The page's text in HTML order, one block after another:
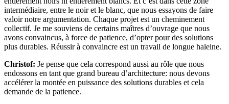
intermédiaire, entre le noir et le blanc, que nous essayons de faire
valoir notre argumentation. Chaque projet est un cheminement
collectif. Je me souviens de certains maîtres d’ouvrage que nous
avons convaincus, à force de patience, d’opter pour des solutions
plus durables. Réussir à convaincre est un travail de longue haleine.
Christof: Je pense que cela correspond aussi au rôle que nous
endossons en tant que grand bureau d’architecture: nous devons
accélérer la montée en puissance des solutions durables et cela
demande de la patience.